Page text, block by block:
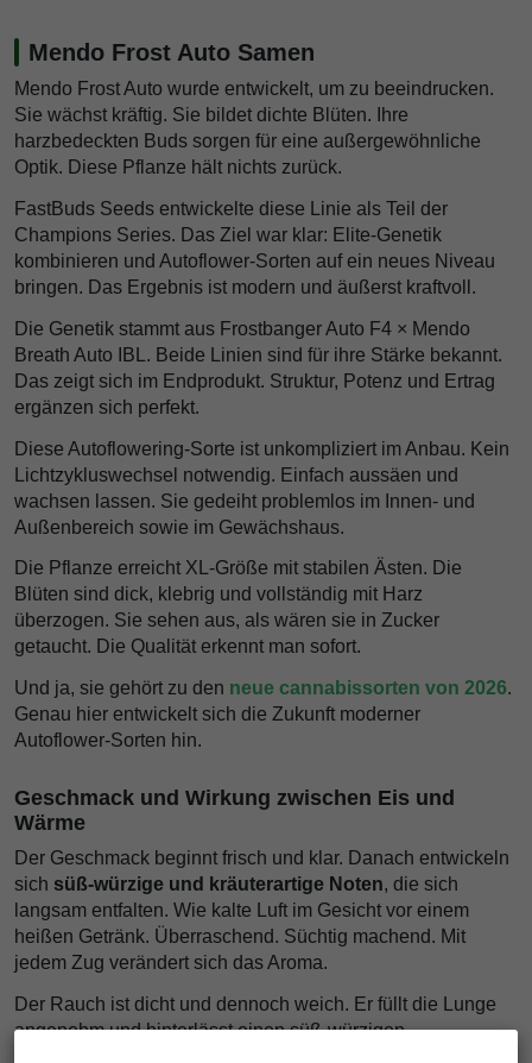
Mendo Frost Auto Samen
Mendo Frost Auto wurde entwickelt, um zu beeindrucken.
Sie wächst kräftig. Sie bildet dichte Blüten. Ihre
harzbedeckten Buds sorgen für eine außergewöhnliche
Optik. Diese Pflanze hält nichts zurück.
FastBuds Seeds entwickelte diese Linie als Teil der
Champions Series. Das Ziel war klar: Elite-Genetik
kombinieren und Autoflower-Sorten auf ein neues Niveau
bringen. Das Ergebnis ist modern und äußerst kraftvoll.
Die Genetik stammt aus Frostbanger Auto F4 × Mendo
Breath Auto IBL. Beide Linien sind für ihre Stärke bekannt.
Das zeigt sich im Endprodukt. Struktur, Potenz und Ertrag
ergänzen sich perfekt.
Diese Autoflowering-Sorte ist unkompliziert im Anbau. Kein
Lichtzykluswechsel notwendig. Einfach aussäen und
wachsen lassen. Sie gedeiht problemlos im Innen- und
Außenbereich sowie im Gewächshaus.
Die Pflanze erreicht XL-Größe mit stabilen Ästen. Die
Blüten sind dick, klebrig und vollständig mit Harz
überzogen. Sie sehen aus, als wären sie in Zucker
getaucht. Die Qualität erkennt man sofort.
Und ja, sie gehört zu den neue cannabissorten von 2026.
Genau hier entwickelt sich die Zukunft moderner
Autoflower-Sorten hin.
Geschmack und Wirkung zwischen Eis und
Wärme
Der Geschmack beginnt frisch und klar. Danach entwickeln
sich süß-würzige und kräuterartige Noten, die sich
langsam entfalten. Wie kalte Luft im Gesicht vor einem
heißen Getränk. Überraschend. Süchtig machend. Mit
jedem Zug verändert sich das Aroma.
Der Rauch ist dicht und dennoch weich. Er füllt die Lunge
angenehm und hinterlässt einen süß-würzigen